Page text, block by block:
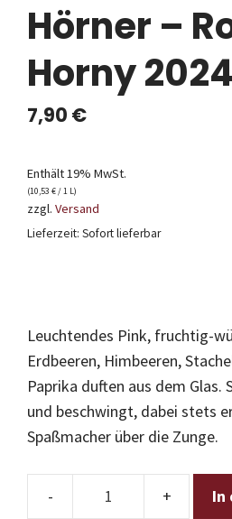
Hörner –
Horny 2024
7,90 €
Enthält 19% MwSt.
(10,53 € / 1 L)
zzgl. Versand
Lieferzeit: Sofort lieferbar
Leuchtendes Pink, fruchtig-
Erdbeeren, Himbeeren,
Paprika duften aus dem Glas.
und beschwingt, dabei stets
Spaßmacher über die Zunge.
In